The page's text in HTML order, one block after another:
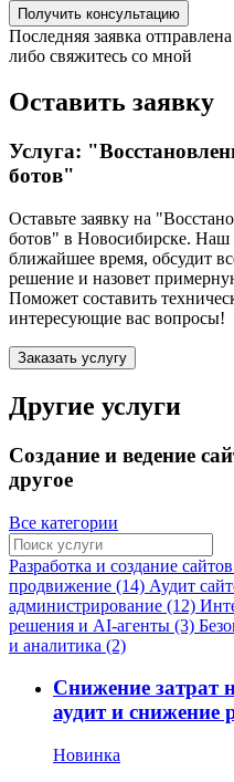
Получить консультацию
Последняя заявка
либо свяжитесь со мной
Оставить заявку
Услуга:
ботов"
Оставьте заявку на
ботов" в Новосибирске. Наш
ближайшее время, обсудит
решение и назовет
Поможет составить
интересующие вас вопросы!
Заказать услугу
Другие услуги
Создание и ведение
другое
Все категории
Разработка и создание
продвижение (14) Аудит
администрирование (12)
решения и AI-агенты (3)
и аналитика (2)
Снижение затрат
аудит и снижение
Новинка